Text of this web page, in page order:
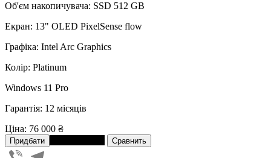
Об'єм накопичувача: SSD 512 GB
Екран: 13" OLED PixelSense flow
Графіка: Intel Arc Graphics
Колір: Platinum
Windows 11 Pro
Гарантія: 12 місяців
Ціна: 76 000 ₴
Viber